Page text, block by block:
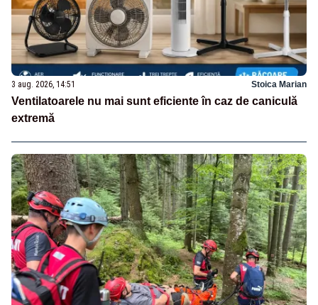
3 aug. 2026, 14:51 Stoica Marian
Ventilatoarele nu mai sunt eficiente în caz de caniculă
extremă